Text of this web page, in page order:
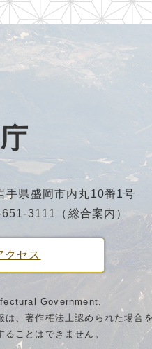
県盛岡市内丸10番1号
3111（総合案内）
クセス
Government.
は、著作権法上認められた場合を
ことはできません。